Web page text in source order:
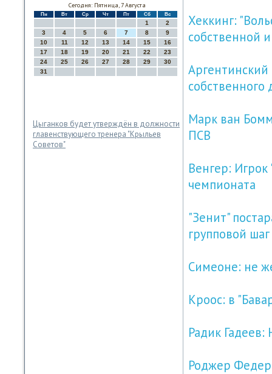
Сегодня: Пятница, 7 Августа
Пн Вт Ср Чт Пт Сб Вс
1
2
3
4 5 6 7 8
9
10
11 12 13 14 15
16
17
18 19 20 21 22
23
24
25 26 27 28 29
30
31
Цыганков будет утверждён в должности
главенствующего тренера "Крыльев
Советов"
Хеккинг:
собственной
Аргентинский
Марк ван
ПСВ
Венгер:
чемпионата
"Зенит"
групповой
Симеоне: не
Кроос: в
Радик Гадеев:
Роджер